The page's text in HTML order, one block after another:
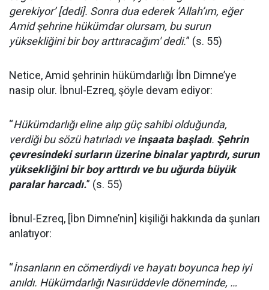
gerekiyor’ [dedi]. Sonra dua ederek ‘Allah’ım, eğer
Amid şehrine hükümdar olursam, bu surun
yüksekliğini bir boy arttıracağım' dedi.” (s. 55)
Netice, Amid şehrinin hükümdarlığı İbn Dimne’ye
nasip olur. İbnul-Ezreq, şöyle devam ediyor:
“Hükümdarlığı eline alıp güç sahibi olduğunda,
verdiği bu sözü hatırladı veinşaata başladı. Şehrin
çevresindeki surların üzerine binalar yaptırdı, surun
yüksekliğini bir boy arttırdı ve bu uğurda büyük
paralar harcadı.” (s. 55)
İbnul-Ezreq, [İbn Dimne’nin] kişiliği hakkında da şunları
anlatıyor:
“İnsanların en cömerdiydi ve hayatı boyunca hep iyi
anıldı. Hükümdarlığı Nasırüddevle döneminde, …